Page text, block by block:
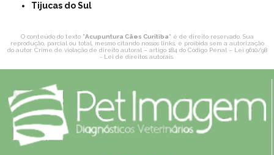
Tijucas do Sul
O conteúdo do texto "Acupuntura Cães Curitiba" é de direito reservado. Sua
reprodução, parcial ou total, mesmo citando nossos links, é proibida sem a autorização
do autor. Crime de violação de direito autoral – artigo 184 do Código Penal – Lei 9610/98
- Lei de direitos autorais